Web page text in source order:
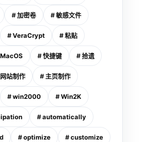
Server或Windows 2000 Datacenter
功能时，现有的用户帐户数据库可能会扩大十倍。
# 加密卷 # 敏感文件
# VeraCrypt # 粘贴
# 快捷键 # 拾遗
站制作 # 主页制作
# win2000 # Win2K
# automatically
# optimize # customize